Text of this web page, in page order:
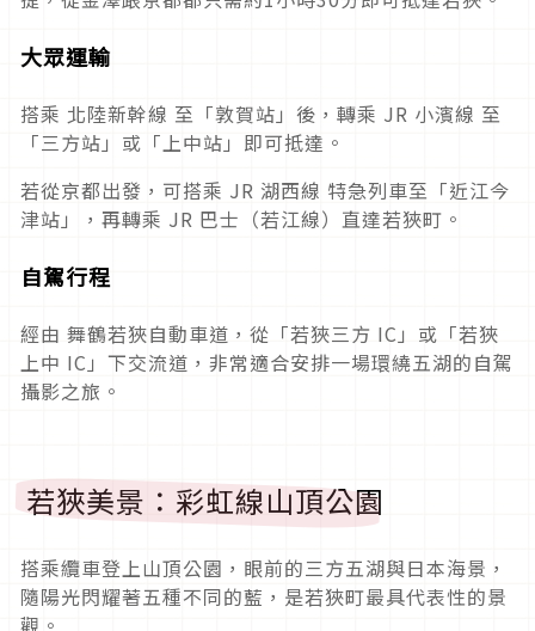
大眾運輸
搭乘 北陸新幹線 至「敦賀站」後，轉乘 JR 小濱線 至
「三方站」或「上中站」即可抵達。
若從京都出發，可搭乘 JR 湖西線 特急列車至「近江今
津站」，再轉乘 JR 巴士（若江線）直達若狹町。
自駕行程
經由 舞鶴若狹自動車道，從「若狹三方 IC」或「若狹
上中 IC」下交流道，非常適合安排一場環繞五湖的自駕
攝影之旅。
若狹美景：彩虹線山頂公園
搭乘纜車登上山頂公園，眼前的三方五湖與日本海景，
隨陽光閃耀著五種不同的藍，是若狹町最具代表性的景
觀。